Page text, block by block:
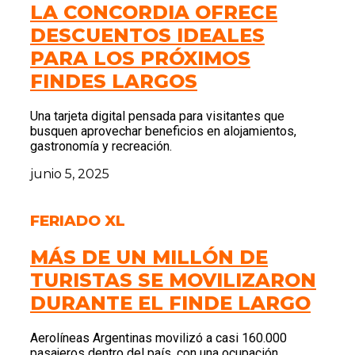
LA CONCORDIA OFRECE
DESCUENTOS IDEALES
PARA LOS PRÓXIMOS
FINDES LARGOS
Una tarjeta digital pensada para visitantes que
busquen aprovechar beneficios en alojamientos,
gastronomía y recreación.
junio 5, 2025
FERIADO XL
MÁS DE UN MILLÓN DE
TURISTAS SE MOVILIZARON
DURANTE EL FINDE LARGO
Aerolíneas Argentinas movilizó a casi 160.000